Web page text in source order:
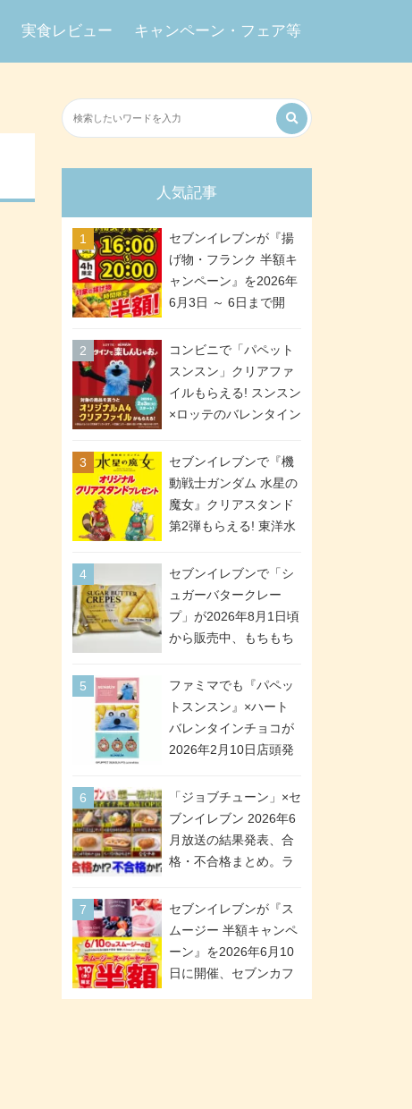
実食レビュー キャンペーン・フェア等
人気記事
セブンイレブンが『揚
げ物・フランク 半額キ
ャンペーン』を2026年
6月3日 ～ 6日まで開
などが「揚げ物スーパ
ーセール」でお得に! 各
日16:00 ～ 20:00の4時
間限定で実施。ななチ
メリカンドッグが税抜
き69円!
コンビニで「パペット
スンスン」クリアファ
イルもらえる! スンスン
×ロッテのバレンタイン
スタート。セブン、フ
ァミマ、ローソンの3社
で異なるデザイン＆対
象商品
セブンイレブンで『機
動戦士ガンダム 水星の
魔女』クリアスタンド
第2弾もらえる! 東洋水
ペーンが2026年5月26
日スタート。浴衣＆た
ぬき・キツネ姿のスレ
ッタ / ミオリネ / グエ
号・5号) / シャディク
ドになって登場!
セブンイレブンで「シ
ュガーバタークレー
プ」が2026年8月1日頃
から販売中、もちもち
シュガー＆バターをレ
ンジアップで手軽に楽
しめる冷凍食品。2個入
り
ファミマでも『パペッ
トスンスン』×ハート
バレンタインチョコが
2026年2月10日店頭発
チョコ」「チョコ缶」
「ツインギフト」が登
場
「ジョブチューン」×セ
ブンイレブン 2026年6
月放送の結果発表、合
格・不合格まとめ。ラ
合格「金のハンバー
グ」。満場一致合格数
は6商品、合格数は2商
品。TVerでの見逃し配
セブンイレブンが『ス
ムージー 半額キャンペ
ーン』を2026年6月10
日に開催、セブンカフ